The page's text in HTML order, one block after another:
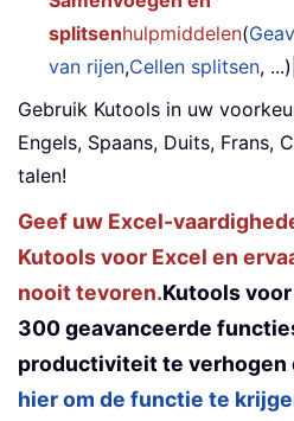
splitsenhulpmiddelen(
van rijen,Cellen splitsen, ...)
Gebruik Kutools in uw
Engels, Spaans, Duits, Frans,
talen!
Geef uw Excel-
Kutools voor Excel en
nooit tevoren.Kutools
300 geavanceerde
productiviteit te verhogen
hier om de functie te